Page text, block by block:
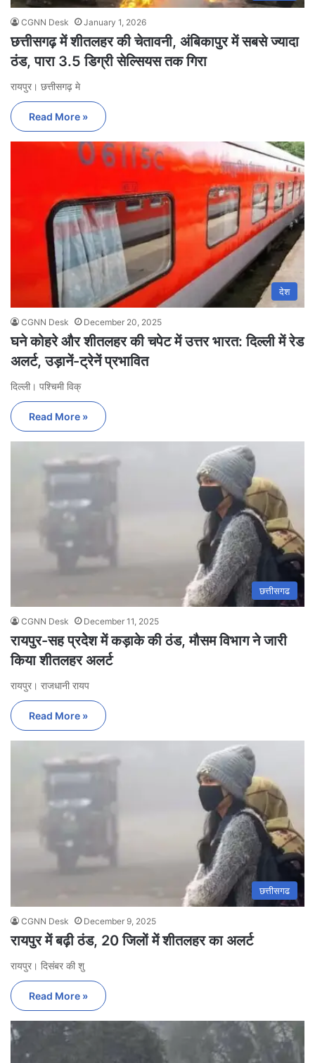
CGNN Desk January 1, 2026
छत्तीसगढ़ में शीतलहर की चेतावनी, अंबिकापुर में सबसे ज्यादा
ठंड, पारा 3.5 डिग्री सेल्सियस तक गिरा
रायपुर। छत्तीसगढ़ मे
Read More »
देश
CGNN Desk December 20, 2025
घने कोहरे और शीतलहर की चपेट में उत्तर भारत: दिल्ली में रेड
अलर्ट, उड़ानें-ट्रेनें प्रभावित
दिल्ली। पश्चिमी विक्
Read More »
छत्तीसगढ
CGNN Desk December 11, 2025
रायपुर-सह प्रदेेश में कड़ाके की ठंड, मौसम विभाग ने जारी
किया शीतलहर अलर्ट
रायपुर। राजधानी रायप
Read More »
छत्तीसगढ
CGNN Desk December 9, 2025
रायपुर में बढ़ी ठंड, 20 जिलों में शीतलहर का अलर्ट
रायपुर। दिसंबर की शु
Read More »